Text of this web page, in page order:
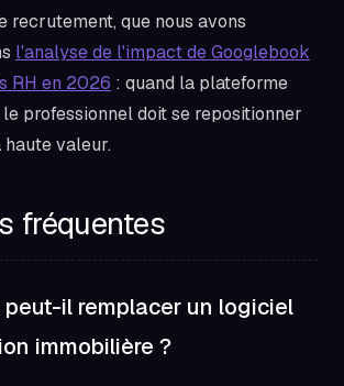
recrutement, que nous avons
l'analyse de l'impact de Googlebook
RH en 2026 : quand la plateforme
professionnel doit se repositionner
valeur.
fréquentes
peut-il remplacer un logiciel
immobilière ?